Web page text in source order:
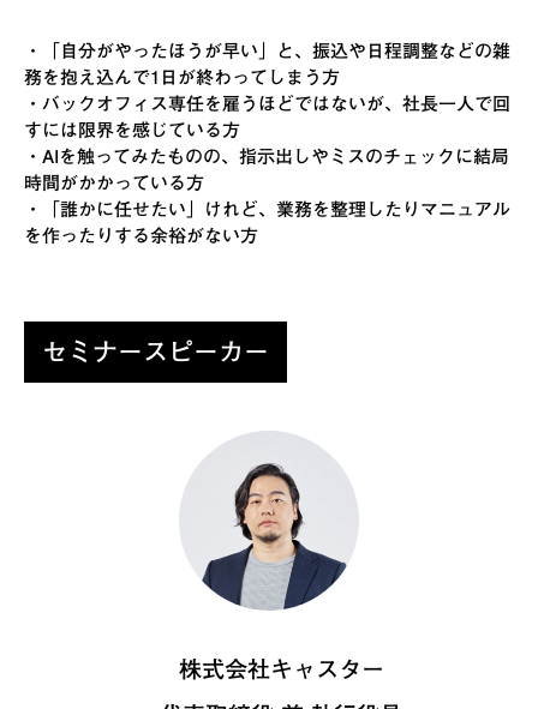
・「自分がやったほうが早い」と、振込や日程調整などの雑
務を抱え込んで1日が終わってしまう方
・バックオフィス専任を雇うほどではないが、社長一人で回
すには限界を感じている方
・AIを触ってみたものの、指示出しやミスのチェックに結局
時間がかかっている方
・「誰かに任せたい」けれど、業務を整理したりマニュアル
を作ったりする余裕がない方
セミナースピーカー
株式会社キャスター